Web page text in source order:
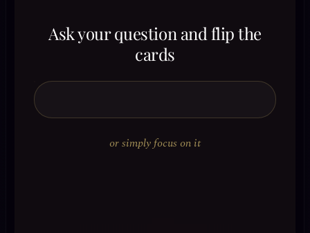
Ask your question and flip the
cards
or simply focus on it